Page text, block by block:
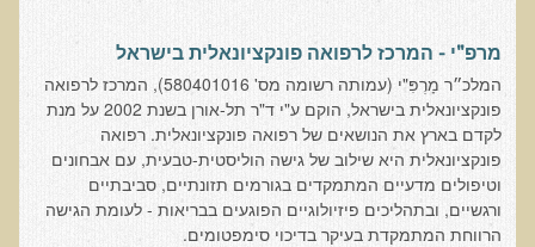
עדויות מטופלים
תודה לך דוקטור על חוויה נהדרת
אדם ורופא שנותן לי אלטרנטיבה אחרת ממה שהרופאים שפגשתי נתנו
לי
מרפ"י - המרכז לרפואה פונקציונאלית בישראל
המלכ״ר מָרְפִּ"י (עמותה רשומה מס' 580401016), המרכז לרפואה
פונקציונאלית בישראל, הוקם ע"י ד"ר תל-אורן בשנת 2002 על מנת
לקדם בארץ את הנושאים של רפואה פונקציונאלית. רפואה
פונקציונאלית היא שילוב של גישה הוליסטית-טבעית, עם אבחונים
וטיפולים מדעיים המתמקדים בגורמים תזונתיים, סביבתיים
ורגשיים, ובתהליכים פיזיולוגיים הפוגעים בבריאות - לעומת הגישה
הרווחת המתמקדת בעיקר בדיכוי סימפטומים.